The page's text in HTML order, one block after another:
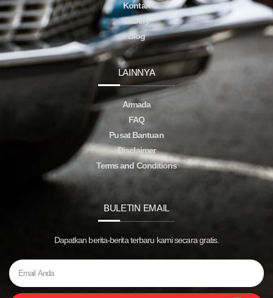
Kontak
Gallery
Blog
LAINNYA
Armada
FAQ
Pusat Bantuan
Disclaimer
Terms and Conditions
BULETIN EMAIL
Dapatkan berita-berita terbaru kami secara gratis.